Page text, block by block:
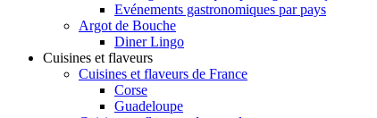
Evénements gastronomiques par pays
Argot de Bouche
Diner Lingo
Cuisines et flaveurs
Cuisines et flaveurs de France
Corse
Guadeloupe